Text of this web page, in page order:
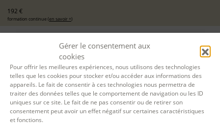
Gérer le consentement aux
cookies
Pour offrir les meilleures expériences, nous utilisons des technologies
telles que les cookies pour stocker et/ou accéder aux informations des
appareils. Le fait de consentir à ces technologies nous permettra de
traiter des données telles que le comportement de navigation ou les ID
uniques sur ce site. Le fait de ne pas consentir ou de retirer son
consentement peut avoir un effet négatif sur certaines caractéristiques
et fonctions.
192 €
formation continue (en savoir +)
S'INSCRIRE EN LIGNE
14 SEPT. 2026